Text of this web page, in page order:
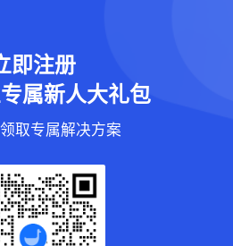
即注册
属新人大礼包
取专属解决方案